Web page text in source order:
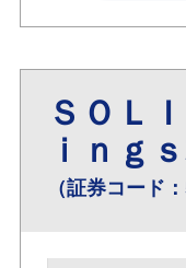
ＳＯＬ
ｉｎｇ
（証券コード：